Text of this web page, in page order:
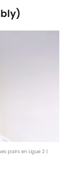
pairs en Ligue 2 |